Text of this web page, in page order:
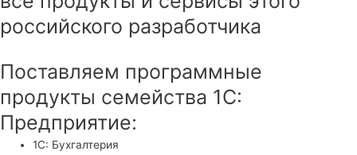
российского разработчика
Поставляем программные
продукты семейства 1С:
Предприятие:
1С: Бухгалтерия